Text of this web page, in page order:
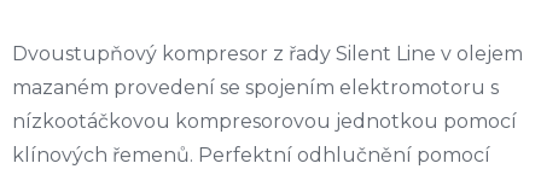
Dvoustupňový kompresor z řady Silent Line v olejem
mazaném provedení se spojením elektromotoru s
nízkootáčkovou kompresorovou jednotkou pomocí
klínových řemenů. Perfektní odhlučnění pomocí